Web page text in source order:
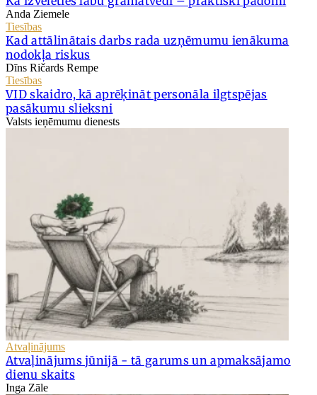
Anda Ziemele
Tiesības
Kad attālinātais darbs rada uzņēmumu ienākuma
nodokļa riskus
Dīns Ričards Rempe
Tiesības
VID skaidro, kā aprēķināt personāla ilgtspējas
pasākumu slieksni
Valsts ieņēmumu dienests
Atvaļinājums
Atvaļinājums jūnijā - tā garums un apmaksājamo
dienu skaits
Inga Zāle